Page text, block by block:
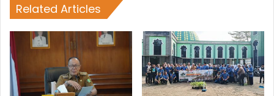
Related Articles